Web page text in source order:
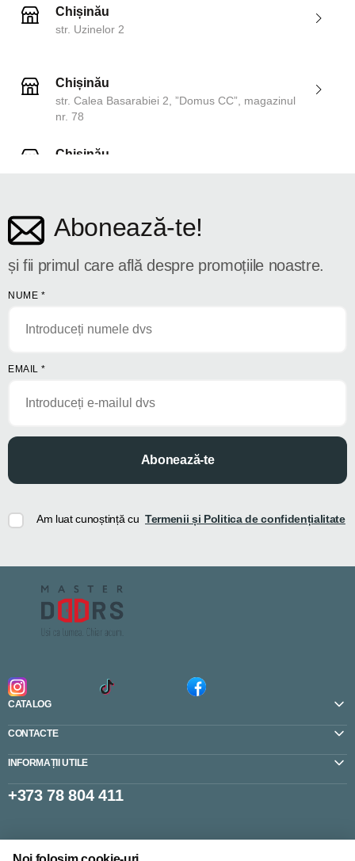
Chișinău
str. Uzinelor 2
Chișinău
str. Calea Basarabiei 2, ”Domus CC”, magazinul
nr. 78
Chișinău
Abonează-te!
și fii primul care află despre promoțiile noastre.
NUME *
EMAIL *
Abonează-te
Am luat cunoștință cu Termenii și Politica de confidențialitate
CATALOG
CONTACTE
INFORMAȚII UTILE
+373 78 804 411
Setări cookie-uri